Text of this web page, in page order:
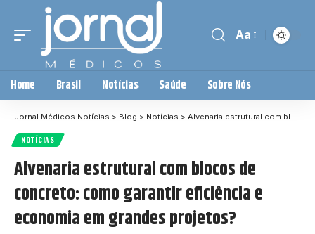
Aa
Home Brasil Notícias Saúde Sobre Nós
Jornal Médicos Notícias > Blog > Notícias > Alvenaria estrutural com blocos de concreto: como garantir eficiência e economia em grandes projetos?
NOTÍCIAS
Alvenaria estrutural com blocos de
concreto: como garantir eficiência e
economia em grandes projetos?